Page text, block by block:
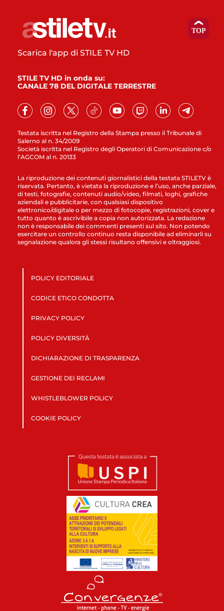
Testata iscritta nel Registro della Stampa presso il Tribunale di
Salerno al n. 34/2009
Società iscritta nel Registro degli Operatori di Comunicazione c/o
l’AGCOM al n. 20133
Scarica l'app di STILE TV HD
STILE TV HD in onda su:
CANALE 78 DEL DIGITALE TERRESTRE
La riproduzione dei contenuti giornalistici della testata STILETV è
riservata. Pertanto, è vietata la riproduzione e l’uso, anche parziale,
di testi, fotografie, contenuti audio/video, filmati, loghi, grafiche
aziendali e pubblicitarie, con qualsiasi dispositivo
elettronico/digitale o per mezzo di fotocopie, registrazioni, cover e
tutto quanto è ascrivibile a copia non autorizzata. La redazione
non è responsabile dei commenti presenti sul sito. Non potendo
esercitare un controllo continuo resta disponibile ad eliminarli su
segnalazione qualora gli stessi risultano offensivi e oltraggiosi.
POLICY EDITORIALE
CODICE ETICO CONDOTTA
PRIVACY POLICY
POLICY DIVERSITÀ
DICHIARAZIONE DI TRASPARENZA
GESTIONE DEI RECLAMI
WHISTLEBLOWER POLICY
COOKIE POLICY